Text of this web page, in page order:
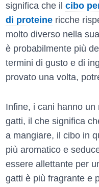
significa che il cibo
di proteine ricche
molto diverso nella
è probabilmente più
termini di gusto e di
provato una volta,
Infine, i cani hanno un
gatti, il che significa
a mangiare, il cibo in
più aromatico e
essere allettante per
gatti è più fragrante e